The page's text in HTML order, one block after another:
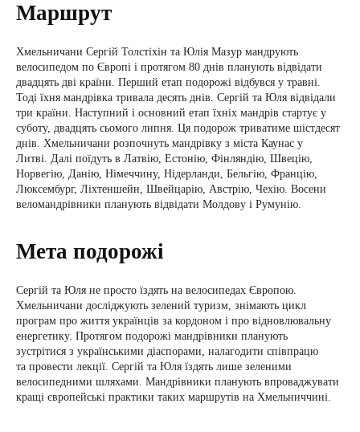
Маршрут
Хмельничани Сергій Толстіхін та Юлія Мазур мандрують
велосипедом по Європі і протягом 80 днів планують відвідати
двадцять дві країни. Перший етап подорожі відбувся у травні.
Тоді їхня мандрівка тривала десять днів. Сергій та Юля відвідали
три країни. Наступний і основний етап їхніх мандрів стартує у
суботу, двадцять сьомого липня. Ця подорож триватиме шістдесят
днів. Хмельничани розпочнуть мандрівку з міста Каунас у
Литві. Далі поїдуть в Латвію, Естонію, Фінляндію, Швецію,
Норвегію, Данію, Німеччину, Нідерланди, Бельгію, Францію,
Люксембург, Ліхтеншейн, Швейцарію, Австрію, Чехію. Восени
веломандрівники планують відвідати Молдову і Румунію.
Мета подорожі
Сергій та Юля не просто їздять на велосипедах Європою.
Хмельничани досліджують зелений туризм, знімають цикл
програм про життя українців за кордоном і про відновлювальну
енергетику. Протягом подорожі мандрівники планують
зустрітися з українськими діаспорами, налагодити співпрацю
та провести лекції. Сергій та Юля їздять лише зеленими
велосипедними шляхами. Мандрівники планують впроваджувати
кращі європейські практики таких маршрутів на Хмельниччині.